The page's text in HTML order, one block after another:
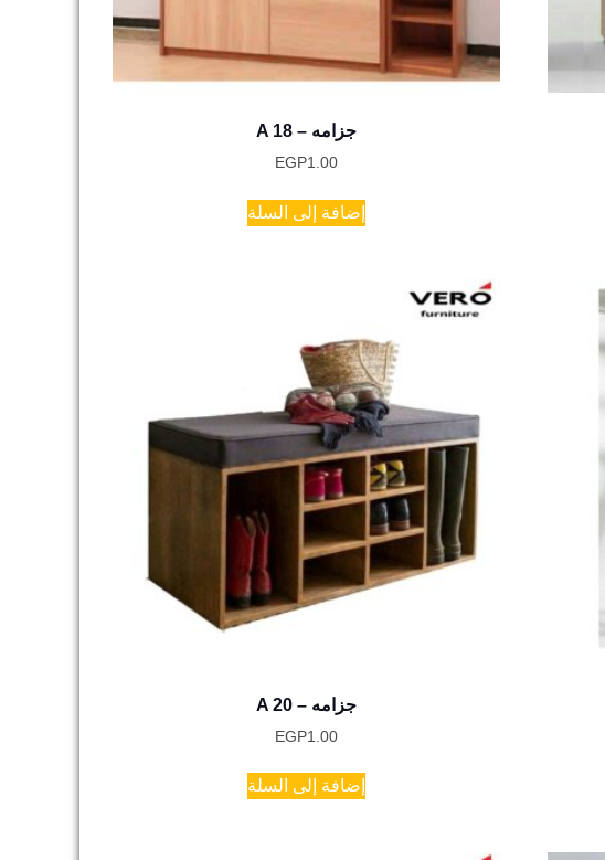
A 18 – جزامه
EGP1.00
إضافة إلى السلة
A 20 – جزامه
EGP1.00
إضافة إلى السلة